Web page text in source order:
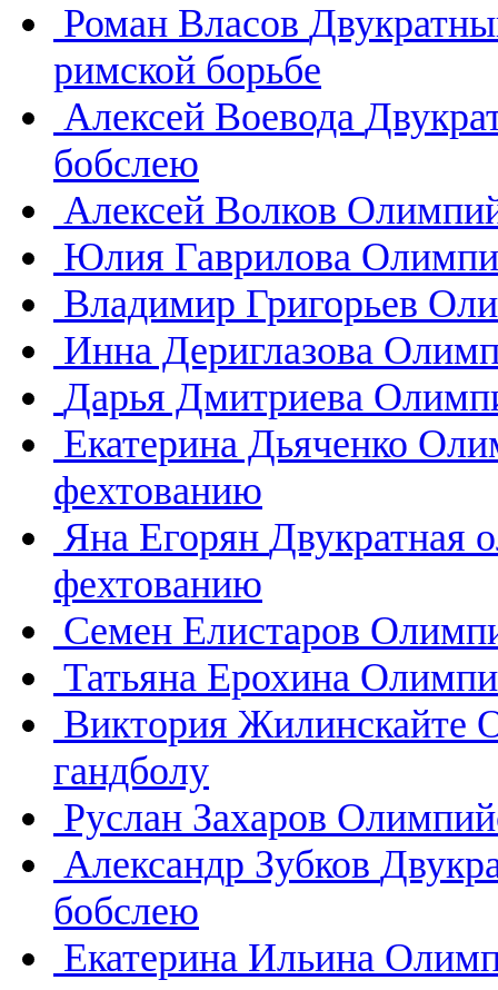
Роман Власов
римской борьбе
Алексей Воевода
бобслею
Алексей Волков
Юлия Гаврилова
Владимир Григорьев
Инна Дериглазова
Дарья Дмитриева
Екатерина Дьяченко
фехтованию
Яна Егорян Двукратная
фехтованию
Семен Елистаров
Татьяна Ерохина
Виктория Жилинскайте
гандболу
Руслан Захаров
Александр Зубков
бобслею
Екатерина Ильина